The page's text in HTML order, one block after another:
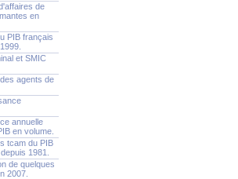
de
en
PIB français
et SMIC
agents de
annuelle
en volume.
tcam du PIB
1981.
de quelques
2007.